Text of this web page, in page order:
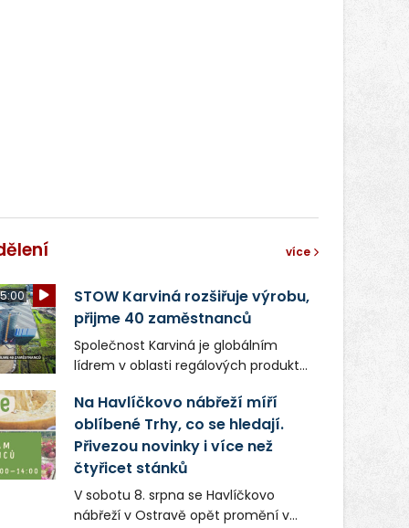
více
STOW Karviná rozšiřuje výrobu,
přijme 40 zaměstnanců
Společnost Karviná je globálním
lídrem v oblasti regálových produktů
zaměstnavatelem na Karvinsku a
firmou s obrovským potenciálem.
Na Havlíčkovo nábřeží míří
oblíbené Trhy, co se hledají.
Přivezou novinky i více než
čtyřicet stánků
V sobotu 8. srpna se Havlíčkovo
nábřeží v Ostravě opět promění v